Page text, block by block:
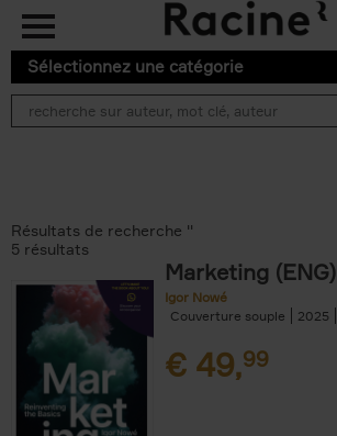
Aller au contenu principal
Sélectionnez une catégorie
Résultats de recherche ''
5 résultats
Marketing (ENG)
Igor Nowé
Couverture souple
2025
€ 49,99